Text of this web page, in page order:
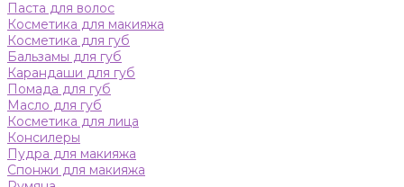
Паста для волос
Косметика для макияжа
Косметика для губ
Бальзамы для губ
Карандаши для губ
Помада для губ
Масло для губ
Косметика для лица
Консилеры
Пудра для макияжа
Спонжи для макияжа